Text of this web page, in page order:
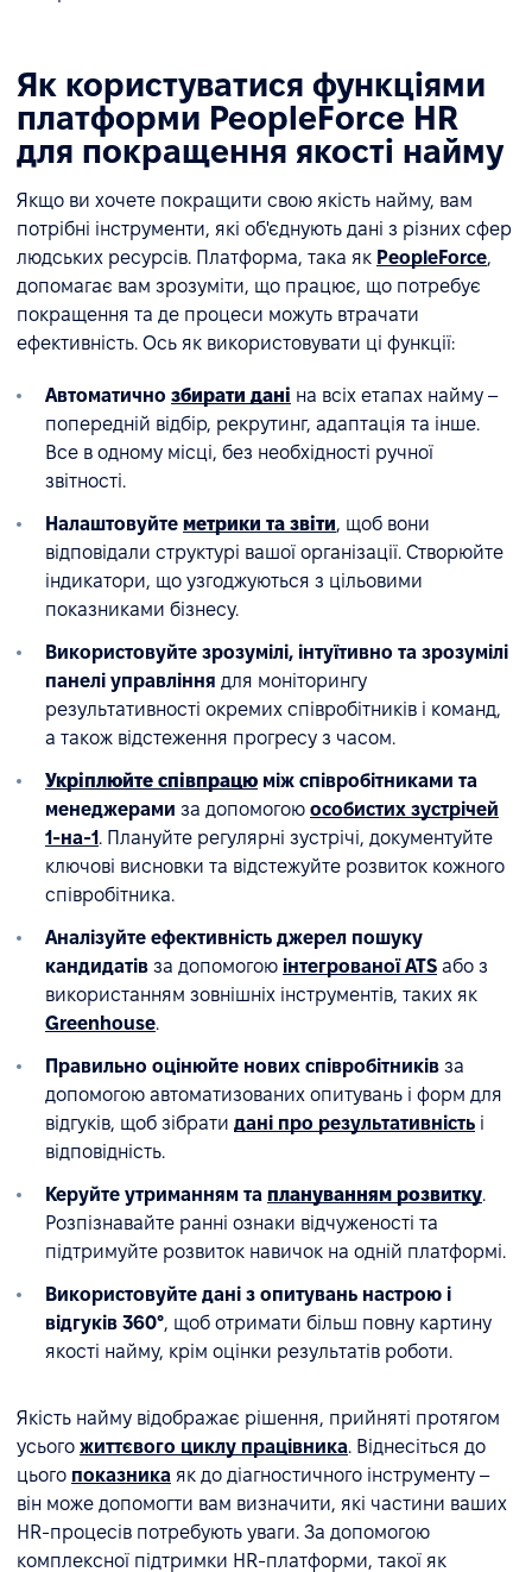
Як користуватися функціями
платформи PeopleForce HR
для покращення якості найму
Якщо ви хочете покращити свою якість найму, вам
потрібні інструменти, які об'єднують дані з різних сфер
людських ресурсів. Платформа, така як PeopleForce,
допомагає вам зрозуміти, що працює, що потребує
покращення та де процеси можуть втрачати
ефективність. Ось як використовувати ці функції:
Автоматично збирати дані на всіх етапах найму –
попередній відбір, рекрутинг, адаптація та інше.
Все в одному місці, без необхідності ручної
звітності.
Налаштовуйте метрики та звіти, щоб вони
відповідали структурі вашої організації. Створюйте
індикатори, що узгоджуються з цільовими
показниками бізнесу.
Використовуйте зрозумілі, інтуїтивно та зрозумілі
панелі управління для моніторингу
результативності окремих співробітників і команд,
а також відстеження прогресу з часом.
Укріплюйте співпрацю між співробітниками та
менеджерами за допомогою особистих зустрічей
1-на-1 . Плануйте регулярні зустрічі, документуйте
ключові висновки та відстежуйте розвиток кожного
співробітника.
Аналізуйте ефективність джерел пошуку
кандидатів за допомогою інтегрованої ATS або з
використанням зовнішніх інструментів, таких як
Greenhouse.
Правильно оцінюйте нових співробітників за
допомогою автоматизованих опитувань і форм для
відгуків, щоб зібрати дані про результативність і
відповідність.
Керуйте утриманням та плануванням розвитку.
Розпізнавайте ранні ознаки відчуженості та
підтримуйте розвиток навичок на одній платформі.
Використовуйте дані з опитувань настрою і
відгуків 360°, щоб отримати більш повну картину
якості найму, крім оцінки результатів роботи.
Якість найму відображає рішення, прийняті протягом
усього життєвого циклу працівника. Віднесіться до
цього показника як до діагностичного інструменту –
він може допомогти вам визначити, які частини ваших
HR-процесів потребують уваги. За допомогою
комплексної підтримки HR-платформи, такої як